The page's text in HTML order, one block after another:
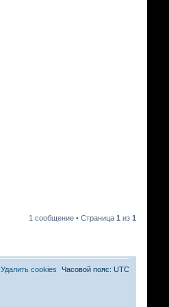
1 сообщение • Страница 1 из 1
Часовой пояс: UTC
Удалить cookies